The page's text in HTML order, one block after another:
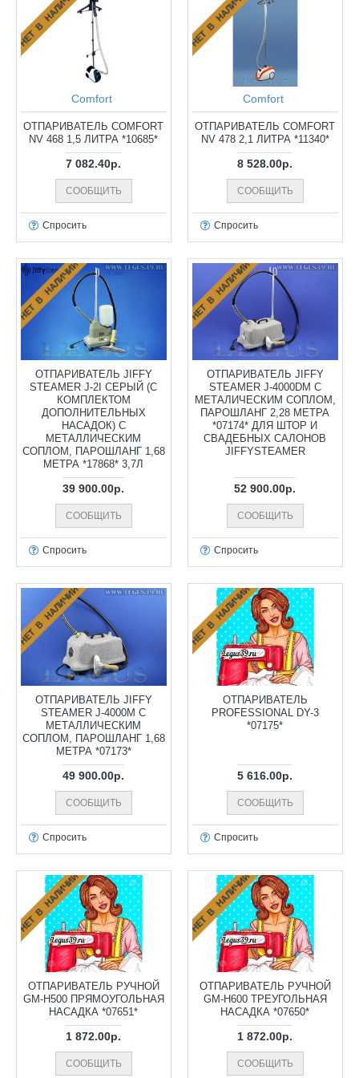
НЕТ В НАЛИЧИИ
Comfort
ОТПАРИВАТЕЛЬ COMFORT
NV 468 1,5 ЛИТРА *10685*
7 082.40р.
СООБЩИТЬ
Спросить
НЕТ В НАЛИЧИИ
Comfort
ОТПАРИВАТЕЛЬ COMFORT
NV 478 2,1 ЛИТРА *11340*
8 528.00р.
СООБЩИТЬ
Спросить
НЕТ В НАЛИЧИИ
ОТПАРИВАТЕЛЬ JIFFY
STEAMER J-2I СЕРЫЙ (С
КОМПЛЕКТОМ
ДОПОЛНИТЕЛЬНЫХ
НАСАДОК) С
МЕТАЛЛИЧЕСКИМ
СОПЛОМ, ПАРОШЛАНГ 1,68
МЕТРА *17868* 3,7Л
39 900.00р.
СООБЩИТЬ
Спросить
НЕТ В НАЛИЧИИ
ОТПАРИВАТЕЛЬ JIFFY
STEAMER J-4000DM С
МЕТАЛИЧЕСКИМ СОПЛОМ,
ПАРОШЛАНГ 2,28 МЕТРА
*07174* ДЛЯ ШТОР И
СВАДЕБНЫХ САЛОНОВ
JIFFYSTEAMER
52 900.00р.
СООБЩИТЬ
Спросить
НЕТ В НАЛИЧИИ
ОТПАРИВАТЕЛЬ JIFFY
STEAMER J-4000M С
МЕТАЛЛИЧЕСКИМ
СОПЛОМ, ПАРОШЛАНГ 1,68
МЕТРА *07173*
49 900.00р.
СООБЩИТЬ
Спросить
НЕТ В НАЛИЧИИ
ОТПАРИВАТЕЛЬ
PROFESSIONAL DY-3
*07175*
5 616.00р.
СООБЩИТЬ
Спросить
НЕТ В НАЛИЧИИ
ОТПАРИВАТЕЛЬ РУЧНОЙ
GM-H500 ПРЯМОУГОЛЬНАЯ
НАСАДКА *07651*
1 872.00р.
СООБЩИТЬ
НЕТ В НАЛИЧИИ
ОТПАРИВАТЕЛЬ РУЧНОЙ
GM-H600 ТРЕУГОЛЬНАЯ
НАСАДКА *07650*
1 872.00р.
СООБЩИТЬ